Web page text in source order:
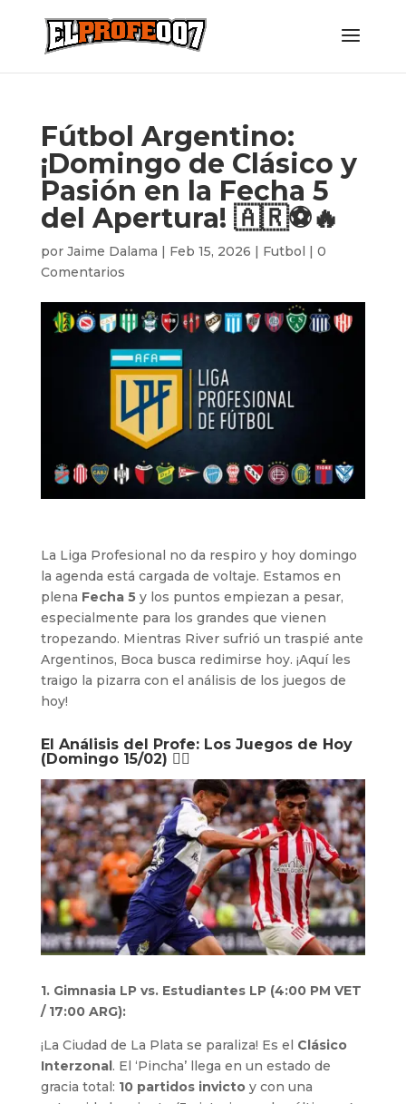
Fútbol Argentino:
¡Domingo de Clásico y
Pasión en la Fecha 5
del Apertura! 🇦🇷⚽🔥
por Jaime Dalama | Feb 15, 2026 | Futbol | 0
Comentarios
La Liga Profesional no da respiro y hoy domingo
la agenda está cargada de voltaje. Estamos en
plena Fecha 5y los puntos empiezan a pesar,
especialmente para los grandes que vienen
tropezando. Mientras River sufrió un traspié ante
Argentinos, Boca busca redimirse hoy. ¡Aquí les
traigo la pizarra con el análisis de los juegos de
hoy!
El Análisis del Profe: Los Juegos de Hoy
(Domingo 15/02) 🕵️‍♂️
1. Gimnasia LP vs. Estudiantes LP (4:00 PM VET
/ 17:00 ARG):
¡La Ciudad de La Plata se paraliza! Es el Clásico
Interzonal. El ‘Pincha’ llega en un estado de
gracia total: 10 partidos invictoy con una